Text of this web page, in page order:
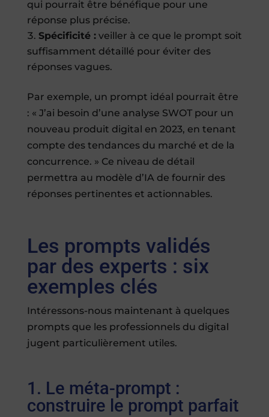
qui pourrait être bénéfique pour une
réponse plus précise.
Spécificité :veiller à ce que le prompt soit
suffisamment détaillé pour éviter des
réponses vagues.
Par exemple, un prompt idéal pourrait être
: « J’ai besoin d’une analyse SWOT pour un
nouveau produit digital en 2023, en tenant
compte des tendances du marché et de la
concurrence. » Ce niveau de détail
permettra au modèle d’IA de fournir des
réponses pertinentes et actionnables.
Les prompts validés
par des experts : six
exemples clés
Intéressons-nous maintenant à quelques
prompts que les professionnels du digital
jugent particulièrement utiles.
1. Le méta-prompt :
construire le prompt parfait